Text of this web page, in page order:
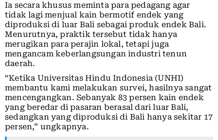
Ia secara khusus meminta para pedagang agar
tidak lagi menjual kain bermotif endek yang
diproduksi di luar Bali sebagai produk endek Bali.
Menurutnya, praktik tersebut tidak hanya
merugikan para perajin lokal, tetapi juga
mengancam keberlangsungan industri tenun
daerah.
“Ketika Universitas Hindu Indonesia (UNHI)
membantu kami melakukan survei, hasilnya sangat
mencengangkan. Sebanyak 83 persen kain endek
yang beredar di pasaran berasal dari luar Bali,
sedangkan yang diproduksi di Bali hanya sekitar 17
persen,” ungkapnya.